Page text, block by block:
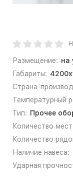
Размещение: на
Габариты:
Страна-
Температурный
Тип: Прочее
Количество
Количество
Наличие навеса:
Ударная